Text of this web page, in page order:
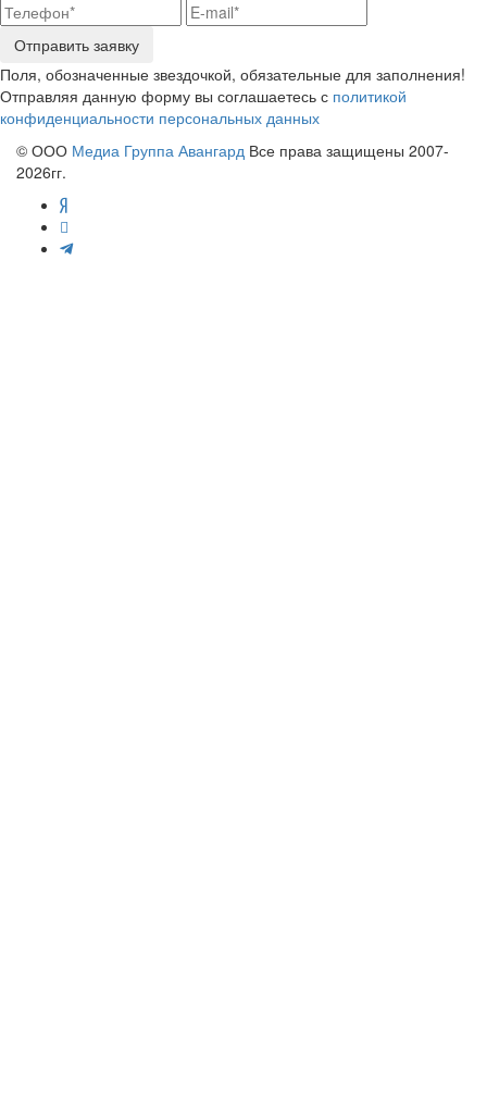
Отправить заявку
Поля, обозначенные звездочкой, обязательные для заполнения!
Отправляя данную форму вы соглашаетесь с политикой
конфиденциальности персональных данных
© ООО Медиа Группа Авангард Все права защищены 2007-
2026гг.